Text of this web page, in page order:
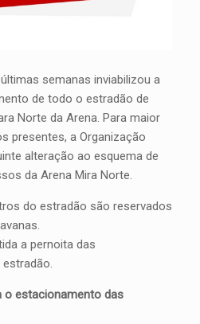
semanas inviabilizou a
de todo o estradão de
Norte da Arena. Para maior
presentes, a Organização
alteração ao esquema de
da Arena Mira Norte.
do estradão são reservados
a pernoita das
o estacionamento das